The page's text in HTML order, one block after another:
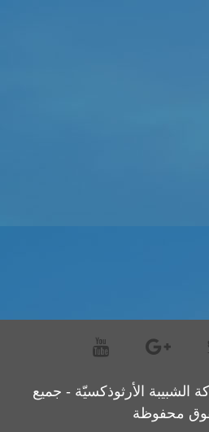
2019 - حركة الشبيبة الأرثوذكسيّة - جميع
محفوظة